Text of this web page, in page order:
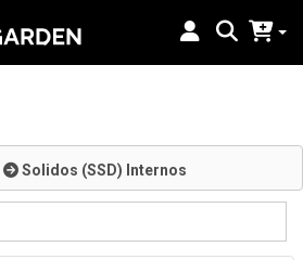
Solidos (SSD) Internos